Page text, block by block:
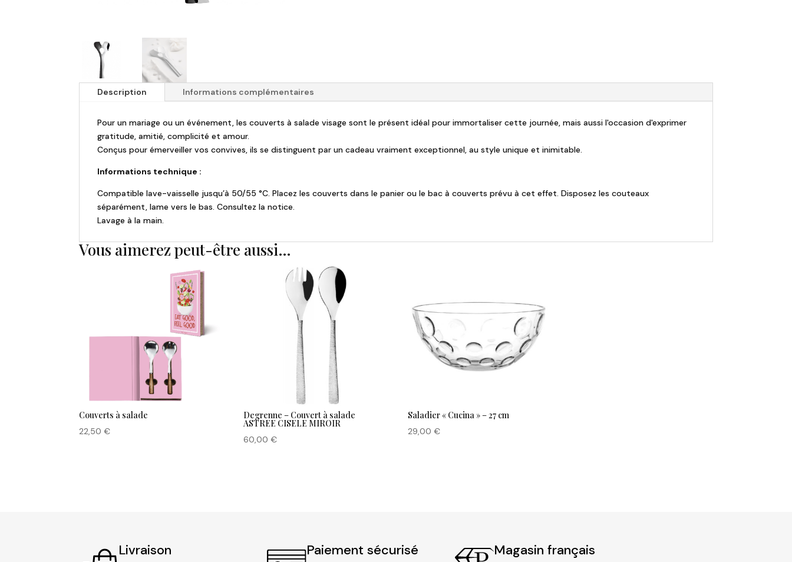
Description Informations complémentaires
Pour un mariage ou un événement, les couverts à salade visage sont le présent idéal pour immortaliser cette journée, mais aussi l'occasion d'exprimer
gratitude, amitié, complicité et amour.
Conçus pour émerveiller vos convives, ils se distinguent par un cadeau vraiment exceptionnel, au style unique et inimitable.
Informations technique :
Compatible lave-vaisselle jusqu’à 50/55 °C. Placez les couverts dans le panier ou le bac à couverts prévu à cet effet. Disposez les couteaux
séparément, lame vers le bas. Consultez la notice.
Lavage à la main.
Vous aimerez peut-être aussi…
Couverts à salade
22,50€
Degrenne – Couvert à salade
ASTREE CISELE MIROIR
60,00€
Saladier « Cucina » – 27 cm
29,00€
Livraison Paiement sécurisé Magasin français